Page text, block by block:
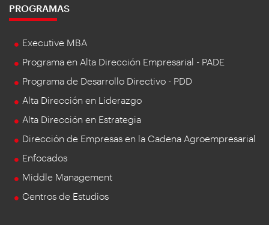
PROGRAMAS
Executive MBA
Programa en Alta Dirección Empresarial - PADE
Programa de Desarrollo Directivo - PDD
Alta Dirección en Liderazgo
Alta Dirección en Estrategia
Dirección de Empresas en la Cadena Agroempresarial
Enfocados
Middle Management
Centros de Estudios